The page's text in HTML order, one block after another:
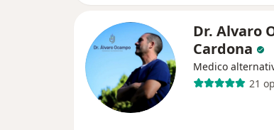
Dr. Alvaro
Cardona
Medico
21